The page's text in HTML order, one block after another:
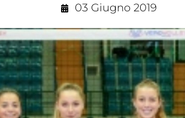
03 Giugno 2019